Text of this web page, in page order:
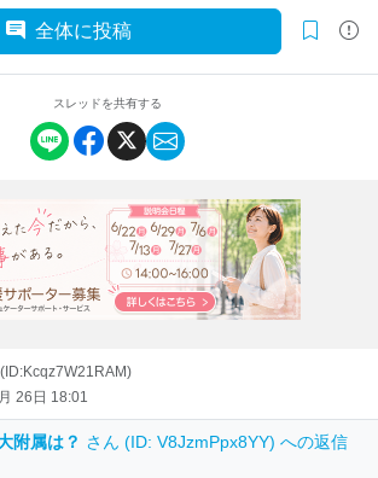
全体に投稿
スレッドを共有する
(ID:Kcqz7W21RAM)
26日 18:01
附属は？ さん (ID: V8JzmPpx8YY) への返信